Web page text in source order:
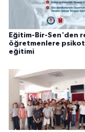
Eğitim-Bir-Sen'den
öğretmenlere
eğitimi